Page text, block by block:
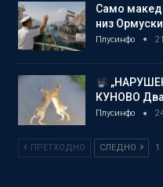
Само
низ
Плусинфо
КУНОВО Два
Плусинфо
ПРЕТХОДНО СЛЕДНО 1